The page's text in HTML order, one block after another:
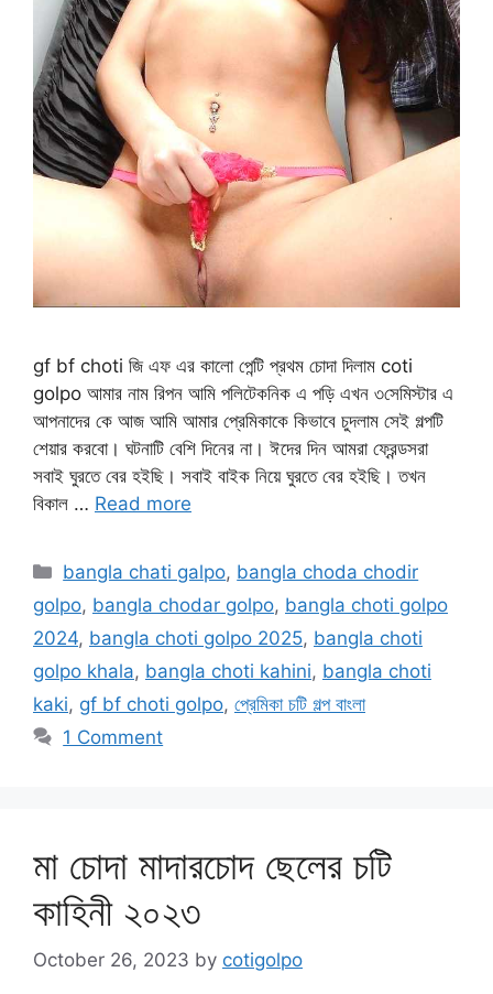
gf bf choti জি এফ এর কালো পেন্টি প্রথম চোদা দিলাম coti
golpo আমার নাম রিপন আমি পলিটেকনিক এ পড়ি এখন ৩সেমিস্টার এ
আপনাদের কে আজ আমি আমার প্রেমিকাকে কিভাবে চুদলাম সেই গল্পটি
শেয়ার করবো। ঘটনাটি বেশি দিনের না। ঈদের দিন আমরা ফ্রেন্ডসরা
সবাই ঘুরতে বের হইছি। সবাই বাইক নিয়ে ঘুরতে বের হইছি। তখন
বিকাল … Read more
Categories
bangla chati galpo, bangla choda chodir
golpo, bangla chodar golpo, bangla choti golpo
2024, bangla choti golpo 2025, bangla choti
golpo khala, bangla choti kahini, bangla choti
kaki, gf bf choti golpo, প্রেমিকা চটি গল্প বাংলা
1 Comment
মা চোদা মাদারচোদ ছেলের চটি
কাহিনী ২০২৩
October 26, 2023 by cotigolpo